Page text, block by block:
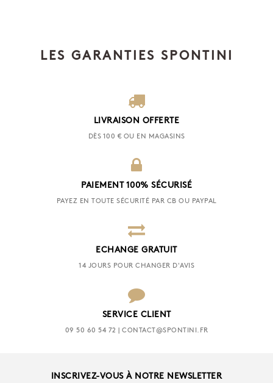
LES GARANTIES SPONTINI
LIVRAISON OFFERTE
DÈS 100 € OU EN MAGASINS
PAIEMENT 100% SÉCURISÉ
PAYEZ EN TOUTE SÉCURITÉ PAR CB OU PAYPAL
ECHANGE GRATUIT
14 JOURS POUR CHANGER D'AVIS
SERVICE CLIENT
09 50 60 54 72 | CONTACT@SPONTINI.FR
INSCRIVEZ-VOUS À NOTRE NEWSLETTER